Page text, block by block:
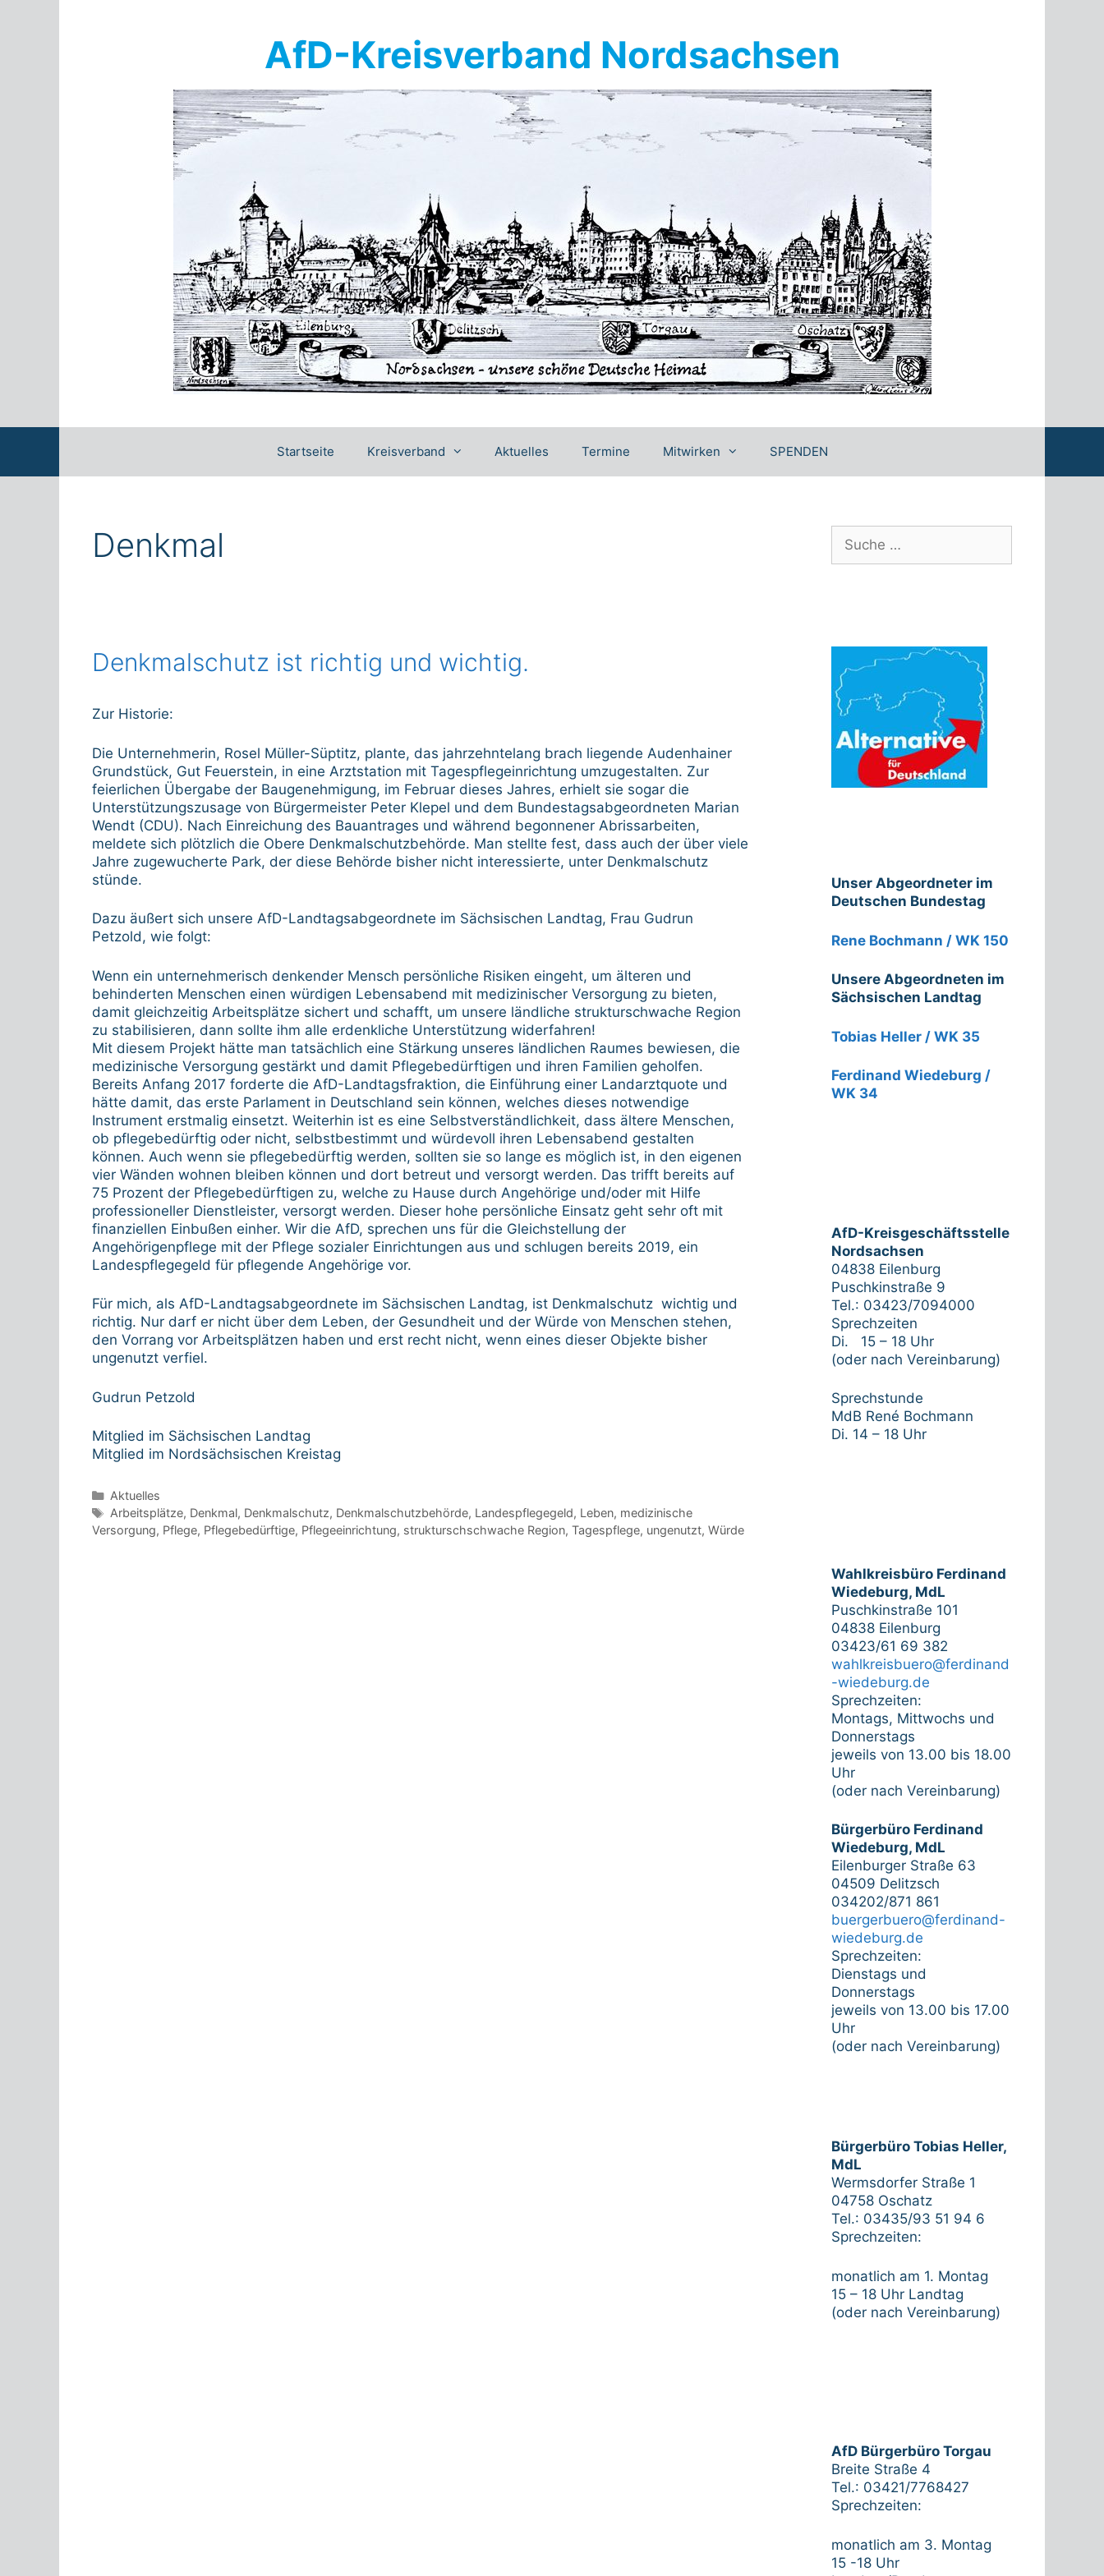
AfD-Kreisverband Nordsachsen
Startseite Kreisverband Aktuelles Termine Mitwirken SPENDEN
Denkmal
Denkmalschutz ist richtig und wichtig.
Zur Historie:
Die Unternehmerin, Rosel Müller-Süptitz, plante, das jahrzehntelang brach liegende Audenhainer
Grundstück, Gut Feuerstein, in eine Arztstation mit Tagespflegeinrichtung umzugestalten. Zur
feierlichen Übergabe der Baugenehmigung, im Februar dieses Jahres, erhielt sie sogar die
Unterstützungszusage von Bürgermeister Peter Klepel und dem Bundestagsabgeordneten Marian
Wendt (CDU). Nach Einreichung des Bauantrages und während begonnener Abrissarbeiten,
meldete sich plötzlich die Obere Denkmalschutzbehörde. Man stellte fest, dass auch der über viele
Jahre zugewucherte Park, der diese Behörde bisher nicht interessierte, unter Denkmalschutz
stünde.
Dazu äußert sich unsere AfD-Landtagsabgeordnete im Sächsischen Landtag, Frau Gudrun
Petzold, wie folgt:
Wenn ein unternehmerisch denkender Mensch persönliche Risiken eingeht, um älteren und
behinderten Menschen einen würdigen Lebensabend mit medizinischer Versorgung zu bieten,
damit gleichzeitig Arbeitsplätze sichert und schafft, um unsere ländliche strukturschwache Region
zu stabilisieren, dann sollte ihm alle erdenkliche Unterstützung widerfahren!
Mit diesem Projekt hätte man tatsächlich eine Stärkung unseres ländlichen Raumes bewiesen, die
medizinische Versorgung gestärkt und damit Pflegebedürftigen und ihren Familien geholfen.
Bereits Anfang 2017 forderte die AfD-Landtagsfraktion, die Einführung einer Landarztquote und
hätte damit, das erste Parlament in Deutschland sein können, welches dieses notwendige
Instrument erstmalig einsetzt. Weiterhin ist es eine Selbstverständlichkeit, dass ältere Menschen,
ob pflegebedürftig oder nicht, selbstbestimmt und würdevoll ihren Lebensabend gestalten
können. Auch wenn sie pflegebedürftig werden, sollten sie so lange es möglich ist, in den eigenen
vier Wänden wohnen bleiben können und dort betreut und versorgt werden. Das trifft bereits auf
75 Prozent der Pflegebedürftigen zu, welche zu Hause durch Angehörige und/oder mit Hilfe
professioneller Dienstleister, versorgt werden. Dieser hohe persönliche Einsatz geht sehr oft mit
finanziellen Einbußen einher. Wir die AfD, sprechen uns für die Gleichstellung der
Angehörigenpflege mit der Pflege sozialer Einrichtungen aus und schlugen bereits 2019, ein
Landespflegegeld für pflegende Angehörige vor.
Für mich, als AfD-Landtagsabgeordnete im Sächsischen Landtag, ist Denkmalschutz wichtig und
richtig. Nur darf er nicht über dem Leben, der Gesundheit und der Würde von Menschen stehen,
den Vorrang vor Arbeitsplätzen haben und erst recht nicht, wenn eines dieser Objekte bisher
ungenutzt verfiel.
Gudrun Petzold
Mitglied im Sächsischen Landtag
Mitglied im Nordsächsischen Kreistag
Kategorien
Aktuelles
Schlagwörter
Arbeitsplätze, Denkmal, Denkmalschutz, Denkmalschutzbehörde, Landespflegegeld, Leben, medizinische
Versorgung, Pflege, Pflegebedürftige, Pflegeeinrichtung, strukturschschwache Region, Tagespflege, ungenutzt, Würde
nach:
Unser Abgeordneter im
Deutschen Bundestag
Rene Bochmann / WK 150
Unsere Abgeordneten im
Sächsischen Landtag
Tobias Heller / WK 35
Ferdinand Wiedeburg /
WK 34
AfD-Kreisgeschäftsstelle
Nordsachsen
04838 Eilenburg
Puschkinstraße 9
Tel.: 03423/7094000
Sprechzeiten
Di. 15 – 18 Uhr
(oder nach Vereinbarung)
Sprechstunde
MdB René Bochmann
Di. 14 – 18 Uhr
Wahlkreisbüro Ferdinand
Wiedeburg, MdL
Puschkinstraße 101
04838 Eilenburg
03423/61 69 382
wahlkreisbuero@ferdinand
-wiedeburg.de
Sprechzeiten:
Montags, Mittwochs und
Donnerstags
jeweils von 13.00 bis 18.00
Uhr
(oder nach Vereinbarung)
Bürgerbüro Ferdinand
Wiedeburg, MdL
Eilenburger Straße 63
04509 Delitzsch
034202/871 861
buergerbuero@ferdinand-
wiedeburg.de
Sprechzeiten:
Dienstags und
Donnerstags
jeweils von 13.00 bis 17.00
Uhr
(oder nach Vereinbarung)
Bürgerbüro Tobias Heller,
MdL
Wermsdorfer Straße 1
04758 Oschatz
Tel.: 03435/93 51 94 6
Sprechzeiten:
monatlich am 1. Montag
15 – 18 Uhr Landtag
(oder nach Vereinbarung)
AfD Bürgerbüro Torgau
Breite Straße 4
Tel.: 03421/7768427
Sprechzeiten:
monatlich am 3. Montag
15 -18 Uhr